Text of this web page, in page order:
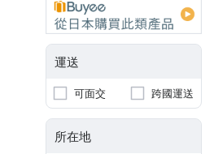
運送
可面交 跨國運送
所在地